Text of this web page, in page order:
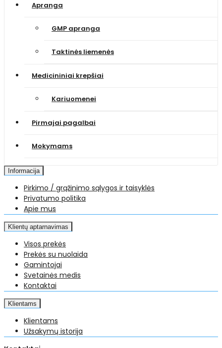
Apranga
GMP apranga
Taktinės liemenės
Medicininiai krepšiai
Kariuomenei
Pirmajai pagalbai
Mokymams
Informacija
Pirkimo / grąžinimo sąlygos ir taisyklės
Privatumo politika
Apie mus
Klientų aptarnavimas
Visos prekės
Prekės su nuolaida
Gamintojai
Svetainės medis
Kontaktai
Klientams
Klientams
Užsakymų istorija